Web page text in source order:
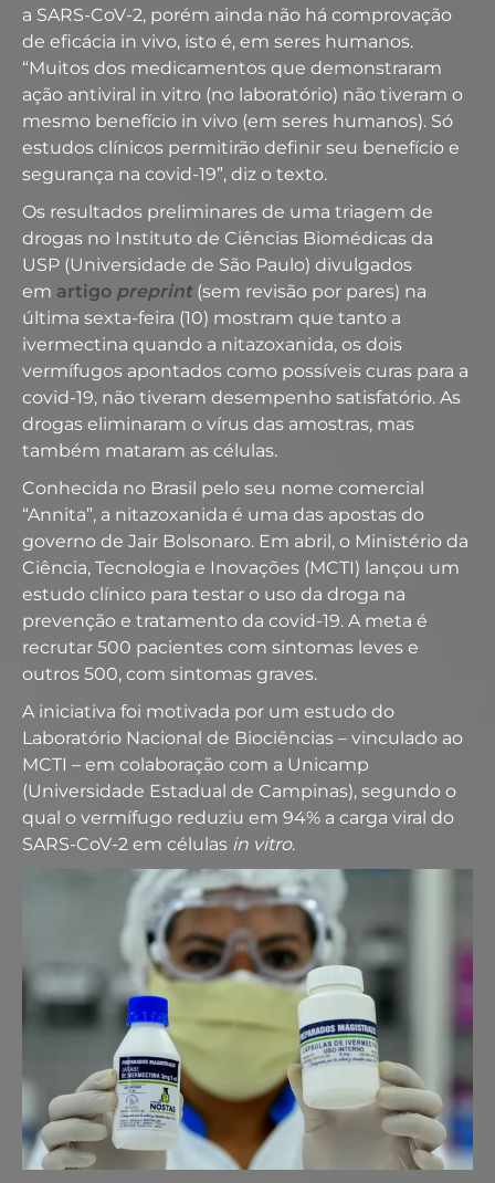
a SARS-CoV-2, porém ainda não há comprovação
de eficácia in vivo, isto é, em seres humanos.
“Muitos dos medicamentos que demonstraram
ação antiviral in vitro (no laboratório) não tiveram o
mesmo benefício in vivo (em seres humanos). Só
estudos clínicos permitirão definir seu benefício e
segurança na covid-19”, diz o texto.
Os resultados preliminares de uma triagem de
drogas no Instituto de Ciências Biomédicas da
USP (Universidade de São Paulo) divulgados
em artigo preprint (sem revisão por pares) na
última sexta-feira (10) mostram que tanto a
ivermectina quando a nitazoxanida, os dois
vermífugos apontados como possíveis curas para a
covid-19, não tiveram desempenho satisfatório. As
drogas eliminaram o vírus das amostras, mas
também mataram as células.
Conhecida no Brasil pelo seu nome comercial
“Annita”, a nitazoxanida é uma das apostas do
governo de Jair Bolsonaro. Em abril, o Ministério da
Ciência, Tecnologia e Inovações (MCTI) lançou um
estudo clínico para testar o uso da droga na
prevenção e tratamento da covid-19. A meta é
recrutar 500 pacientes com sintomas leves e
outros 500, com sintomas graves.
A iniciativa foi motivada por um estudo do
Laboratório Nacional de Biociências – vinculado ao
MCTI – em colaboração com a Unicamp
(Universidade Estadual de Campinas), segundo o
qual o vermífugo reduziu em 94% a carga viral do
SARS-CoV-2 em células in vitro.